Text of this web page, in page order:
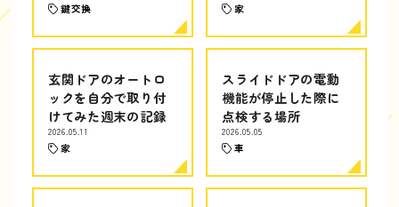
鍵交換 家
玄関ドアのオートロ
ックを自分で取り付
けてみた週末の記録
2026.05.11
家
スライドドアの電動
機能が停止した際に
点検する場所
2026.05.05
車